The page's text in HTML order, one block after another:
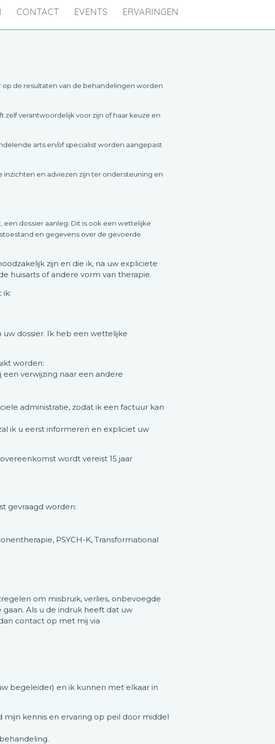
CONTACT EVENTS ERVARINGEN
de resultaten van de behandelingen worden
verantwoordelijk voor zijn of haar keuze en
arts en/of specialist worden aangepast
inzichten en adviezen zijn ter ondersteuning en
dossier aanleg. Dit is ook een wettelijke
en gegevens over de gevoerde
zijn en die ik, na uw expliciete
huisarts of andere vorm van therapie.
ik:
dossier. Ik heb een wettelijke
worden:
verwijzing naar een andere
administratie, zodat ik een factuur kan
ik u eerst informeren en expliciet uw
wordt vereist 15 jaar
gevraagd worden:
PSYCH-K, Transformational
om misbruik, verlies, onbevoegde
Als u de indruk heeft dat uw
contact op met mij via
begeleider) en ik kunnen met elkaar in
kennis en ervaring op peil door middel